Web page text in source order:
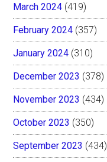
March 2024 (419)
February 2024 (357)
January 2024 (310)
December 2023 (378)
November 2023 (434)
October 2023 (350)
September 2023 (434)